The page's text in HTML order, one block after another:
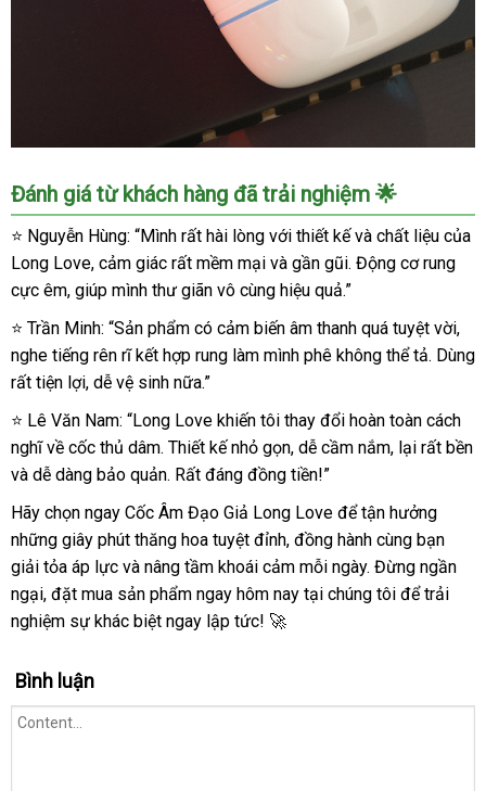
Âm
Đạo
Giả
Rung
Tự
Nhiên
Long
Love
Cảm
Biến
Nhịp
Động
Đánh giá từ khách hàng đã trải nghiệm 🌟
⭐ Nguyễn Hùng: “Mình rất hài lòng với thiết kế và chất liệu của
Long Love, cảm giác rất mềm mại và gần gũi. Động cơ rung
cực êm, giúp mình thư giãn vô cùng hiệu quả.”
⭐ Trần Minh: “Sản phẩm có cảm biến âm thanh quá tuyệt vời,
nghe tiếng rên rĩ kết hợp rung làm mình phê không thể tả. Dùng
rất tiện lợi, dễ vệ sinh nữa.”
⭐ Lê Văn Nam: “Long Love khiến tôi thay đổi hoàn toàn cách
nghĩ về cốc thủ dâm. Thiết kế nhỏ gọn, dễ cầm nắm, lại rất bền
và dễ dàng bảo quản. Rất đáng đồng tiền!”
Hãy chọn ngay Cốc Âm Đạo Giả Long Love để tận hưởng
những giây phút thăng hoa tuyệt đỉnh, đồng hành cùng bạn
giải tỏa áp lực và nâng tầm khoái cảm mỗi ngày. Đừng ngần
ngại, đặt mua sản phẩm ngay hôm nay tại chúng tôi để trải
nghiệm sự khác biệt ngay lập tức! 🚀
Bình luận